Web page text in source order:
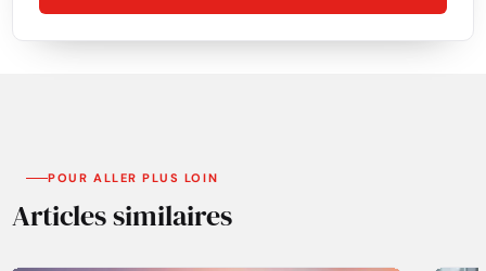
POUR ALLER PLUS LOIN
Articles similaires